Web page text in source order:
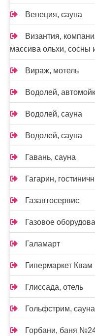
Венеция, сауна
Византия,
массива ольхи, сосны
Вираж, мотель
Водолей,
Водолей, сауна
Водолей, сауна
Гавань, сауна
Гагарин,
Газавтосервис
Газовое
Галамарт
Гипермаркет Квам
Глиссада, отель
Гольфстрим, сауна
Горбани, баня